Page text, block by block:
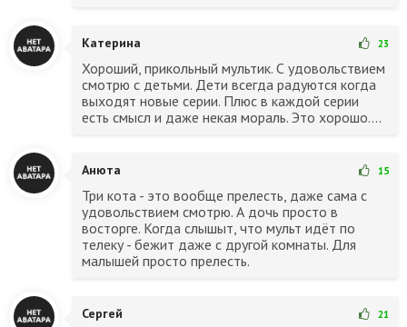
Катерина 23
Хороший, прикольный мультик. С удовольствием
смотрю с детьми. Дети всегда радуются когда
выходят новые серии. Плюс в каждой серии
есть смысл и даже некая мораль. Это хорошо....
Анюта 15
Три кота - это вообще прелесть, даже сама с
удовольствием смотрю. А дочь просто в
восторге. Когда слышыт, что мульт идёт по
телеку - бежит даже с другой комнаты. Для
малышей просто прелесть.
Сергей 21